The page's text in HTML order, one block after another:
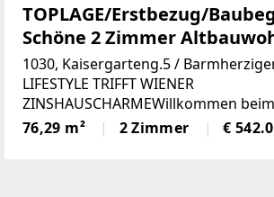
TOPLAGE/Erstbezug/
Schöne 2 Zimmer
11)
1030, Kaisergarteng.5 /
LIFESTYLE TRIFFT WIENER
ZINSHAUSCHARMEWillkommen beim
Projekt „KAISER1030“. In einem
Jahrhundertwendehaus werden
76,29 m² 2 Zimmer €